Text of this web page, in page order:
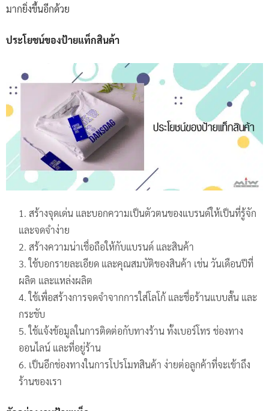
มากยิ่งขึ้นอีกด้วย
ประโยชน์ของป้ายแท็กสินค้า
สร้างจุดเด่น และบอกความเป็นตัวตนของแบรนด์ให้เป็นที่รู้จัก
และจดจำง่าย​
สร้างความน่าเชื่อถือให้กับแบรนด์ และสินค้า
ใช้บอกรายละเอียด และคุณสมบัติของสินค้า เช่น วันเดือนปีที่
ผลิต และแหล่งผลิต
ใช้เพื่อสร้างการจดจำจากการใส่โลโก้ และชื่อร้านแบบสั้น และ
กระชับ
ใช้แจ้งข้อมูลในการติดต่อกับทางร้าน ทั้งเบอร์โทร ช่องทาง
ออนไลน์ และที่อยู่ร้าน
เป็นอีกช่องทางในการโปรโมทสินค้า ง่ายต่อลูกค้าที่จะเข้าถึง
ร้านของเรา